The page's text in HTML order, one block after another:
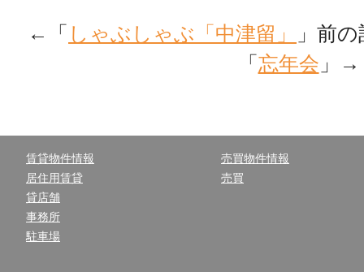
←「 しゃぶしゃぶ「中津留」
」前
「 忘年会 」→
賃貸物件情報
居住用賃貸
貸店舗
事務所
駐車場
売買物件情報
売買